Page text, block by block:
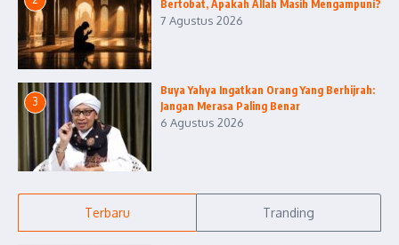
Bertobat, Apakah Allah Masih Mengampuni?
7 Agustus 2026
3
Buya Yahya Ingatkan Orang Yang Berhijrah:
Jangan Merasa Paling Benar
6 Agustus 2026
Terbaru Tranding